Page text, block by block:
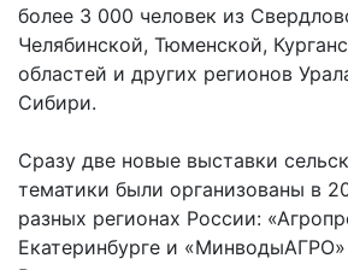
более 3 000 человек из
Челябинской, Тюменской,
областей и других регионов
Сибири.
Сразу две новые выставки
тематики были организованы в
разных регионах России:
Екатеринбурге и